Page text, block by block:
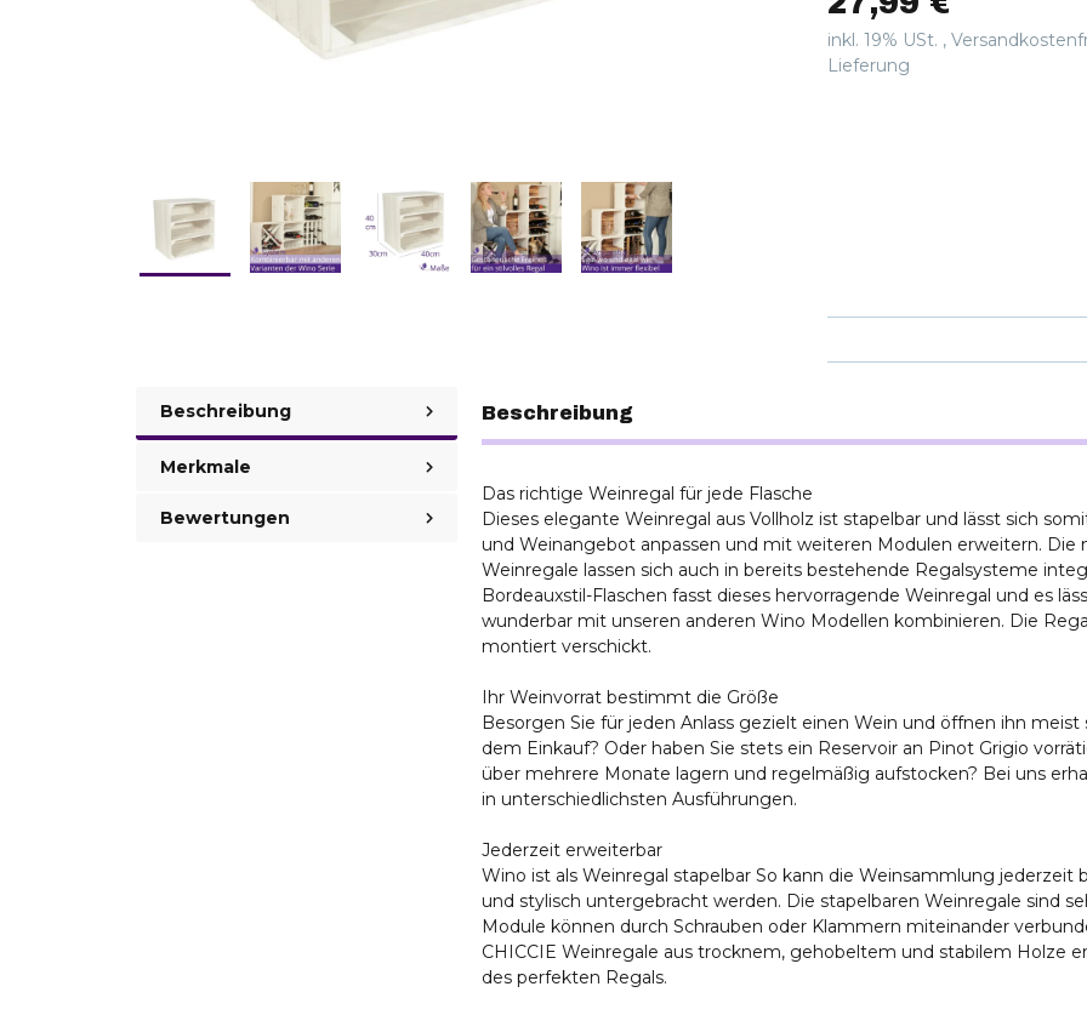
"Der Wein heilt und
Wärme und großer
Lieblingsweinflaschen
Professionell: Das
und leidenschaftliche
entworfen. Die
inkl. 19% USt. ,
Lieferung
Beschreibung
Merkmale
Bewertungen
Beschreibung
Das richtige Weinregal für jede Flasche
Dieses elegante Weinregal aus Vollholz ist stapelbar und lässt sich
und Weinangebot anpassen und mit weiteren Modulen erweitern. Die
Weinregale lassen sich auch in bereits bestehende Regalsysteme
Bordeauxstil-Flaschen fasst dieses hervorragende Weinregal und es
wunderbar mit unseren anderen Wino Modellen kombinieren. Die
montiert verschickt.
Ihr Weinvorrat bestimmt die Größe
Besorgen Sie für jeden Anlass gezielt einen Wein und öffnen ihn meist
dem Einkauf? Oder haben Sie stets ein Reservoir an Pinot Grigio
über mehrere Monate lagern und regelmäßig aufstocken? Bei uns
in unterschiedlichsten Ausführungen.
Jederzeit erweiterbar
Wino ist als Weinregal stapelbar So kann die Weinsammlung jederzeit
und stylisch untergebracht werden. Die stapelbaren Weinregale sind
Module können durch Schrauben oder Klammern miteinander
CHICCIE Weinregale aus trocknem, gehobeltem und stabilem Holze
des perfekten Regals.